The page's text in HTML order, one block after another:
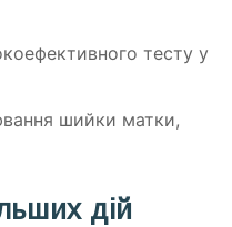
тесту у
шийки матки,
дій